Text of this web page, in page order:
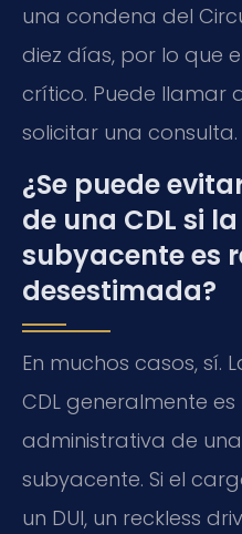
una condena del
diez días, por lo que
crítico. Puede llamar
solicitar una consulta.
¿Se puede
de una CDL si
subyacente es
desestimada?
En muchos casos, sí.
CDL generalmente
administrativa de
subyacente. Si el
un DUI, un reckless